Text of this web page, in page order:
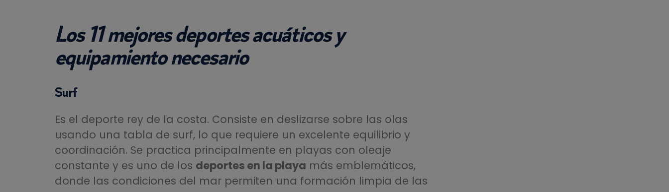
Los 11 mejores deportes acuáticos y
equipamiento necesario
Surf
Es el deporte rey de la costa. Consiste en deslizarse sobre las olas
usando una tabla de surf, lo que requiere un excelente equilibrio y
coordinación. Se practica principalmente en playas con oleaje
constante y es uno de los deportes en la playa más emblemáticos,
donde las condiciones del mar permiten una formación limpia de las